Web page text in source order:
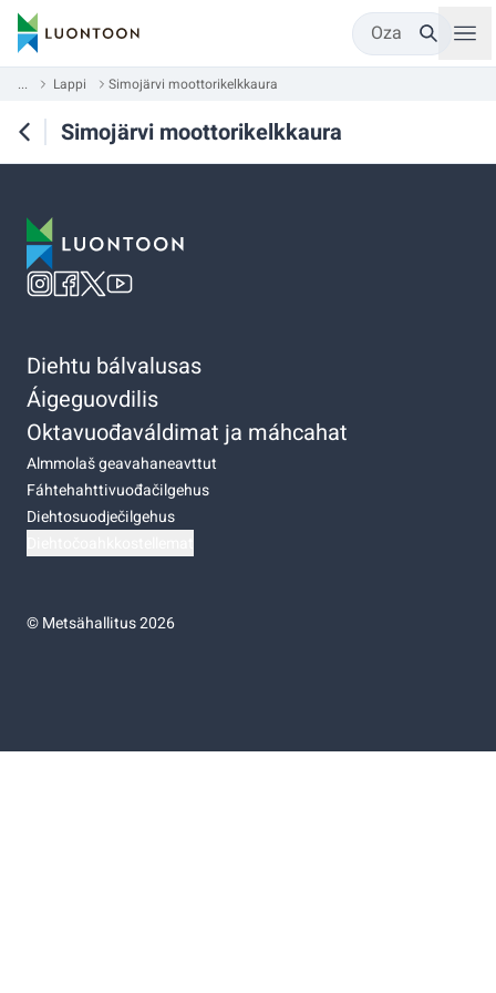
Oza
... Lappi Simojärvi moottorikelkkaura
Simojärvi moottorikelkkaura
Diehtu bálvalusas
Áigeguovdilis
Oktavuođaváldimat ja máhcahat
Almmolaš geavahaneavttut
Fáhtehahttivuođačilgehus
Diehtosuodječilgehus
©Metsähallitus 2026